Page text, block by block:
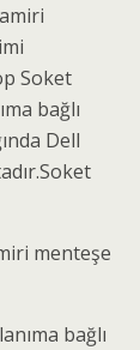
Soket
bağlı
Dell
menteşe
bağlı